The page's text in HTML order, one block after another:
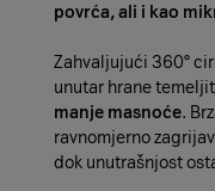
povrća, ali i kao
Zahvaljujući 360°
unutar hrane
manje masnoće.
ravnomjerno
dok unutrašnjost